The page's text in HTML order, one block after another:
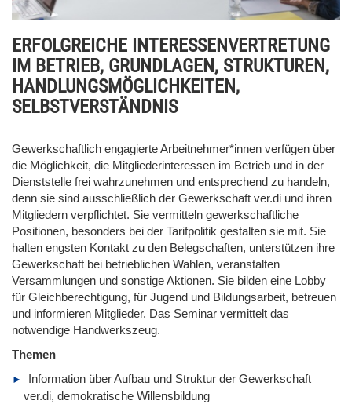
ERFOLGREICHE INTERESSENVERTRETUNG
IM BETRIEB, GRUNDLAGEN, STRUKTUREN,
HANDLUNGSMÖGLICHKEITEN,
SELBSTVERSTÄNDNIS
Gewerkschaftlich engagierte Arbeitnehmer*innen verfügen über
die Möglichkeit, die Mitgliederinteressen im Betrieb und in der
Dienststelle frei wahrzunehmen und entsprechend zu handeln,
denn sie sind ausschließlich der Gewerkschaft ver.di und ihren
Mitgliedern verpflichtet. Sie vermitteln gewerkschaftliche
Positionen, besonders bei der Tarifpolitik gestalten sie mit. Sie
halten engsten Kontakt zu den Belegschaften, unterstützen ihre
Gewerkschaft bei betrieblichen Wahlen, veranstalten
Versammlungen und sonstige Aktionen. Sie bilden eine Lobby
für Gleichberechtigung, für Jugend und Bildungsarbeit, betreuen
und informieren Mitglieder. Das Seminar vermittelt das
notwendige Handwerkszeug.
Themen
Information über Aufbau und Struktur der Gewerkschaft
ver.di, demokratische Willensbildung